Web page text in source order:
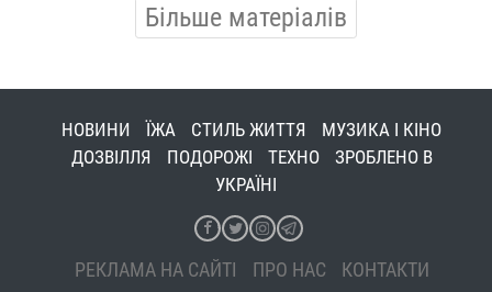
Більше матеріалів
НОВИНИ ЇЖА СТИЛЬ ЖИТТЯ
МУЗИКА І КІНО
ДОЗВІЛЛЯ
ПОДОРОЖІ ТЕХНО
ЗРОБЛЕНО В
УКРАЇНІ
РЕКЛАМА НА САЙТІ ПРО НАС
КОНТАКТИ